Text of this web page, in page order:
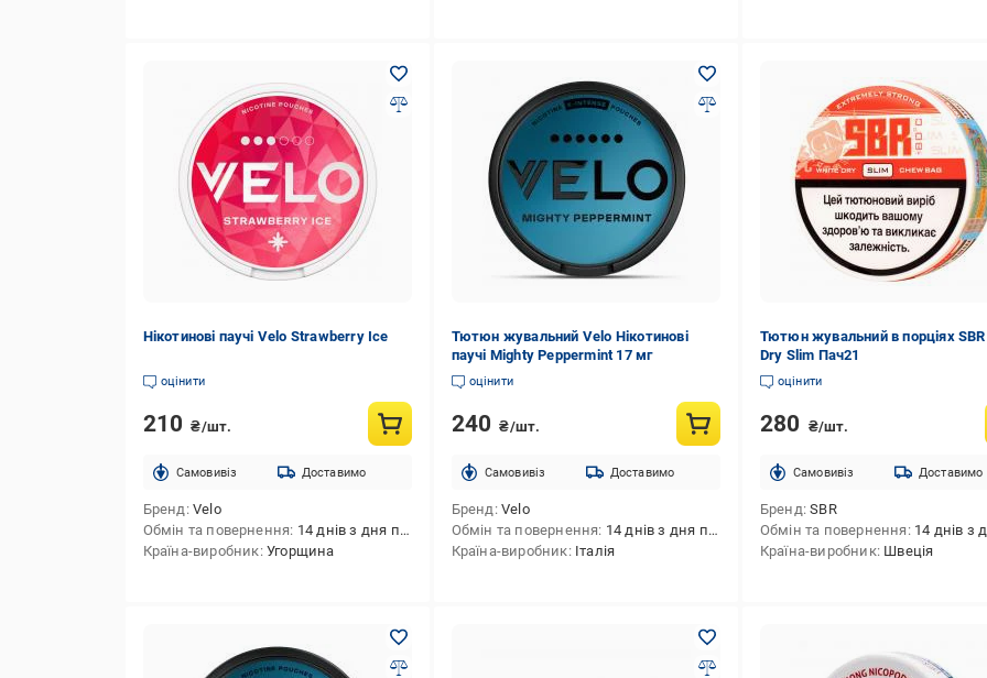
Нікотинові паучі Velo Strawberry Ice
оцінити
210 ₴/шт.
Cамовивіз Доставимо
Бренд Velo
Обмін та повернення 14 днів з дня покупки
Країна-виробник Угорщина
Тютюн жувальний Velo Нікотинові
паучі Mighty Peppermint 17 мг
оцінити
240 ₴/шт.
Cамовивіз Доставимо
Бренд Velo
Обмін та повернення 14 днів з дня покупки
Країна-виробник Італія
Тютюн жувальний в порціях
Dry Slim Пач21
оцінити
280 ₴/шт.
Cамовивіз Доставимо
Бренд SBR
Обмін та повернення 14 днів з дня
Країна-виробник Швеція